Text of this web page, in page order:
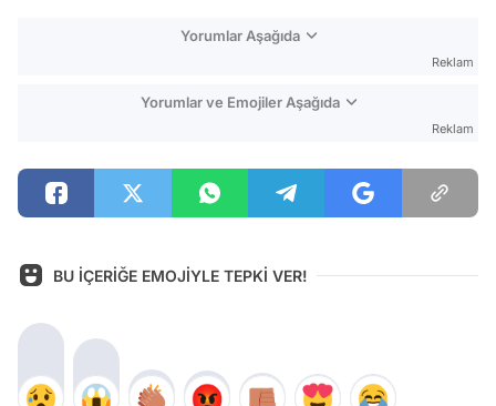
Yorumlar Aşağıda
Reklam
Yorumlar ve Emojiler Aşağıda
Reklam
BU İÇERİĞE EMOJİYLE TEPKİ VER!